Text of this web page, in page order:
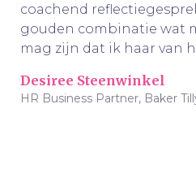
coachend
gouden combinatie wat
mag zijn dat ik haar van
Desiree Steenwinkel
HR Business Partner, Baker